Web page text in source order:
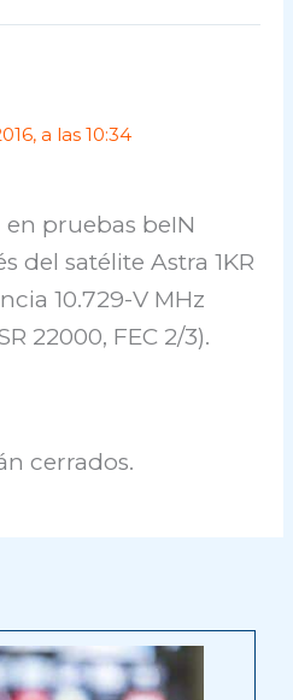
a las 10:34
pruebas beIN
del satélite Astra 1KR
10.729-V MHz
22000, FEC 2/3).
cerrados.